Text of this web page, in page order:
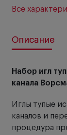
Все
Описание
Набор игл
канала
Иглы тупые
каналов и
процедура